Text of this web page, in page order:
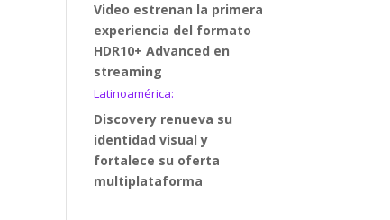
Video estrenan la primera
experiencia del formato
HDR10+ Advanced en
streaming
Latinoamérica:
Discovery renueva su
identidad visual y
fortalece su oferta
multiplataforma